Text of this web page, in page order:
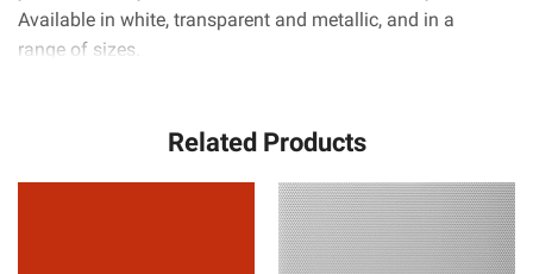
Available in white, transparent and metallic, and in a
range of sizes.
Related Products